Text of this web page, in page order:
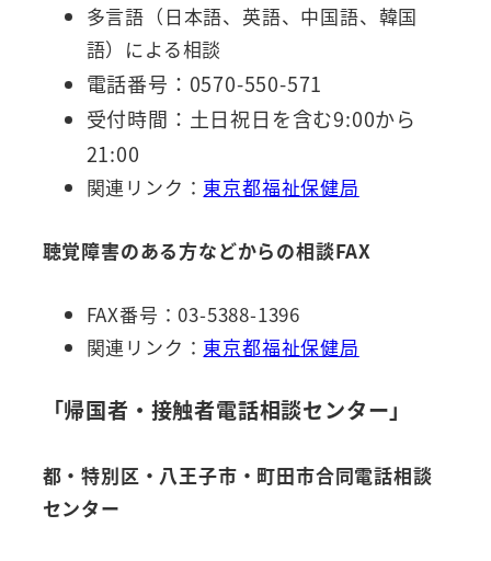
多言語（日本語、英語、中国語、韓国
語）による相談
電話番号：0570-550-571
受付時間：土日祝日を含む9:00から
21:00
関連リンク： 東京都福祉保健局
聴覚障害のある方などからの相談FAX
FAX番号：03-5388-1396
関連リンク： 東京都福祉保健局
「帰国者・接触者電話相談センター」
都・特別区・八王子市・町田市合同電話相談
センター